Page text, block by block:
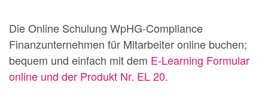
Die Online Schulung WpHG-Compliance
Finanzunternehmen für Mitarbeiter online buchen;
bequem und einfach mit dem E-Learning Formular
online und der Produkt Nr. EL 20.